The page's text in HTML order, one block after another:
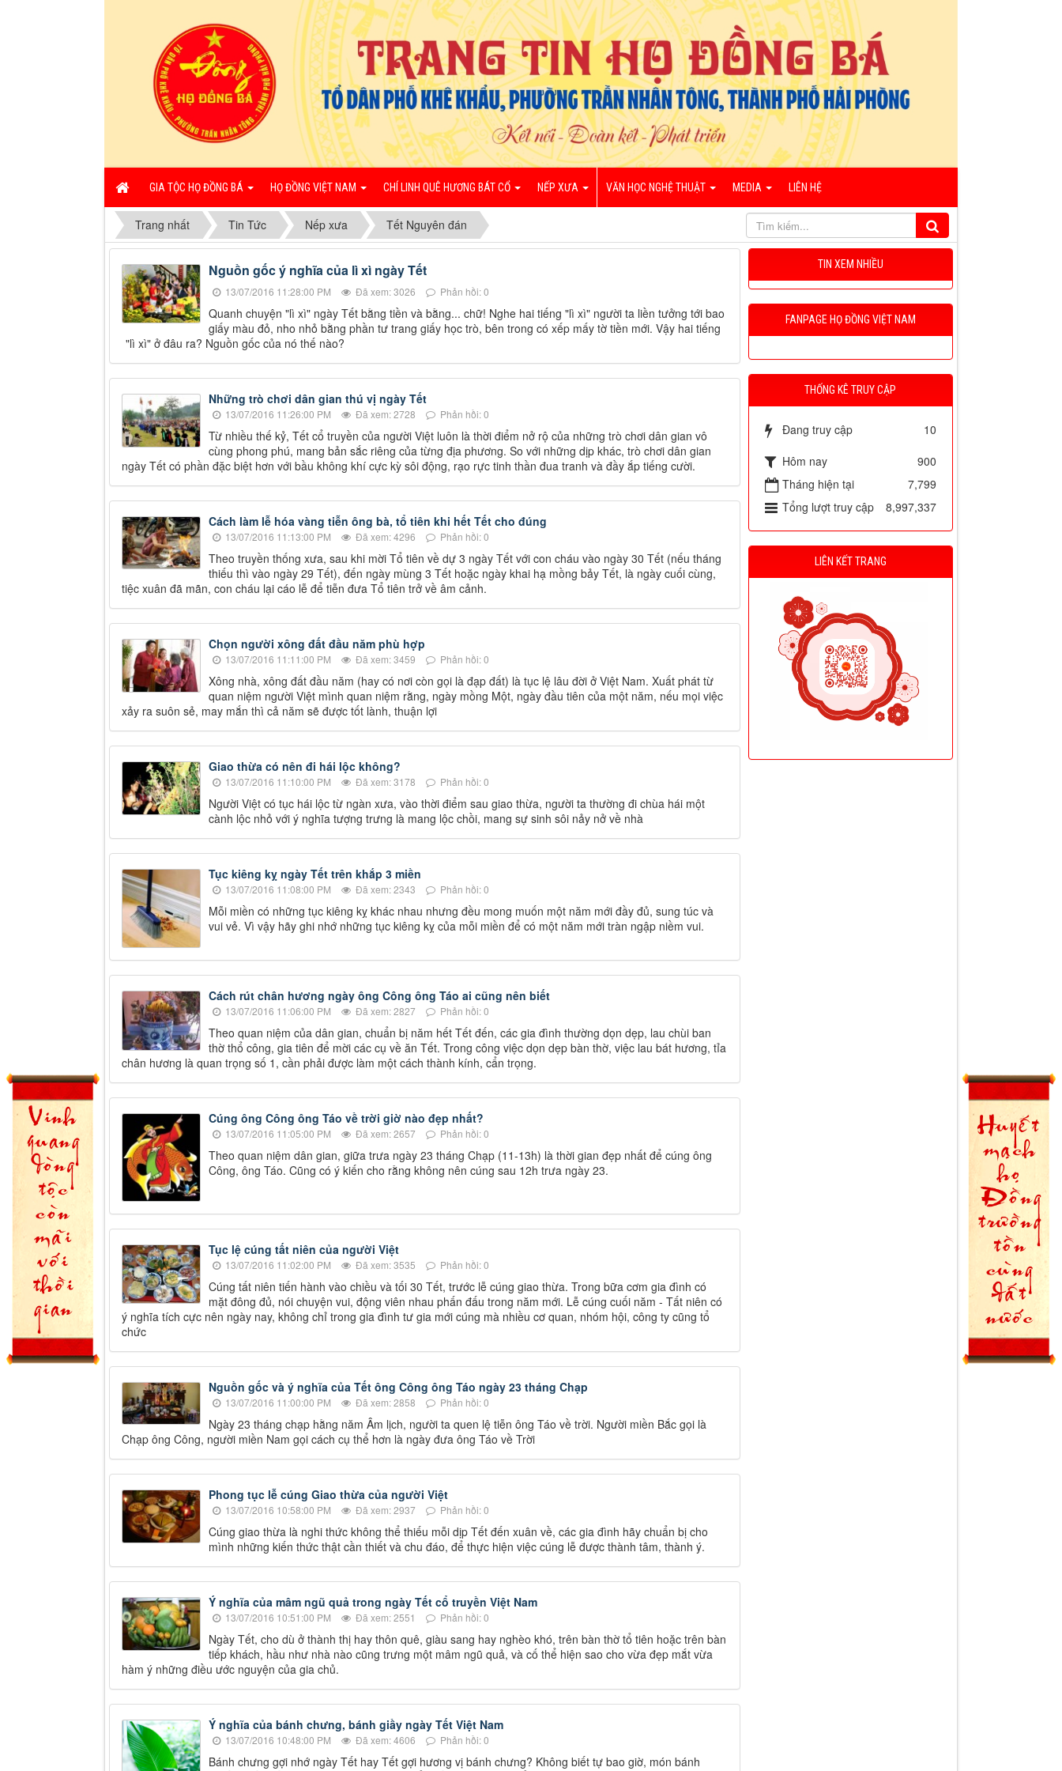
GIA TỘC HỌ ĐỒNG BÁ HỌ ĐỒNG VIỆT NAM CHÍ LINH QUÊ HƯƠNG BÁT CỔ NẾP XƯA VĂN HỌC NGHỆ THUẬT MEDIA LIÊN HỆ
Trang nhất Tin Tức Nếp xưa Tết Nguyên đán
Nguồn gốc ý nghĩa của lì xì ngày Tết
13/07/2016 11:28:00 PM Đã xem: 3026 Phản hồi: 0
Quanh chuyện "lì xì" ngày Tết bằng tiền và bằng... chữ! Nghe hai tiếng "lì xì" người ta liền tưởng tới bao
giấy màu đỏ, nho nhỏ bằng phần tư trang giấy học trò, bên trong có xếp mấy tờ tiền mới. Vậy hai tiếng
"lì xì" ở đâu ra? Nguồn gốc của nó thế nào?
Những trò chơi dân gian thú vị ngày Tết
13/07/2016 11:26:00 PM Đã xem: 2728 Phản hồi: 0
Từ nhiều thế kỷ, Tết cổ truyền của người Việt luôn là thời điểm nở rộ của những trò chơi dân gian vô
cùng phong phú, mang bản sắc riêng của từng địa phương. So với những dịp khác, trò chơi dân gian
ngày Tết có phần đặc biệt hơn với bầu không khí cực kỳ sôi động, rạo rực tinh thần đua tranh và đầy ắp tiếng cười.
Cách làm lễ hóa vàng tiễn ông bà, tổ tiên khi hết Tết cho đúng
13/07/2016 11:13:00 PM Đã xem: 4296 Phản hồi: 0
Theo truyền thống xưa, sau khi mời Tổ tiên về dự 3 ngày Tết với con cháu vào ngày 30 Tết (nếu tháng
thiếu thì vào ngày 29 Tết), đến ngày mùng 3 Tết hoặc ngày khai hạ mồng bảy Tết, là ngày cuối cùng,
tiệc xuân đã mãn, con cháu lại cáo lễ để tiễn đưa Tổ tiên trở về âm cảnh.
Chọn người xông đất đầu năm phù hợp
13/07/2016 11:11:00 PM Đã xem: 3459 Phản hồi: 0
Xông nhà, xông đất đầu năm (hay có nơi còn gọi là đạp đất) là tục lệ lâu đời ở Việt Nam. Xuất phát từ
quan niệm người Việt mình quan niệm rằng, ngày mồng Một, ngày đầu tiên của một năm, nếu mọi việc
xảy ra suôn sẻ, may mắn thì cả năm sẽ được tốt lành, thuận lợi
Giao thừa có nên đi hái lộc không?
13/07/2016 11:10:00 PM Đã xem: 3178 Phản hồi: 0
Người Việt có tục hái lộc từ ngàn xưa, vào thời điểm sau giao thừa, người ta thường đi chùa hái một
cành lộc nhỏ với ý nghĩa tượng trưng là mang lộc chồi, mang sự sinh sôi nảy nở về nhà
Tục kiêng kỵ ngày Tết trên khắp 3 miền
13/07/2016 11:08:00 PM Đã xem: 2343 Phản hồi: 0
Mỗi miền có những tục kiêng kỵ khác nhau nhưng đều mong muốn một năm mới đầy đủ, sung túc và
vui vẻ. Vì vậy hãy ghi nhớ những tục kiêng kỵ của mỗi miền để có một năm mới tràn ngập niềm vui.
Cách rút chân hương ngày ông Công ông Táo ai cũng nên biết
13/07/2016 11:06:00 PM Đã xem: 2827 Phản hồi: 0
Theo quan niệm của dân gian, chuẩn bị năm hết Tết đến, các gia đình thường dọn dẹp, lau chùi ban
thờ thổ công, gia tiên để mời các cụ về ăn Tết. Trong công việc dọn dẹp bàn thờ, việc lau bát hương, tỉa
chân hương là quan trọng số 1, cần phải được làm một cách thành kính, cẩn trọng.
Cúng ông Công ông Táo về trời giờ nào đẹp nhất?
13/07/2016 11:05:00 PM Đã xem: 2657 Phản hồi: 0
Theo quan niệm dân gian, giữa trưa ngày 23 tháng Chạp (11-13h) là thời gian đẹp nhất để cúng ông
Công, ông Táo. Cũng có ý kiến cho rằng không nên cúng sau 12h trưa ngày 23.
Tục lệ cúng tất niên của người Việt
13/07/2016 11:02:00 PM Đã xem: 3535 Phản hồi: 0
Cúng tất niên tiến hành vào chiều và tối 30 Tết, trước lễ cúng giao thừa. Trong bữa cơm gia đình có
mặt đông đủ, nói chuyện vui, động viên nhau phấn đấu trong năm mới. Lễ cúng cuối năm - Tất niên có
ý nghĩa tích cực nên ngày nay, không chỉ trong gia đình tư gia mới cúng mà nhiều cơ quan, nhóm hội, công ty cũng tổ
chức
Nguồn gốc và ý nghĩa của Tết ông Công ông Táo ngày 23 tháng Chạp
13/07/2016 11:00:00 PM Đã xem: 2858 Phản hồi: 0
Ngày 23 tháng chạp hằng năm Âm lịch, người ta quen lệ tiễn ông Táo về trời. Người miền Bắc gọi là
Chạp ông Công, người miền Nam gọi cách cụ thể hơn là ngày đưa ông Táo về Trời
Phong tục lễ cúng Giao thừa của người Việt
13/07/2016 10:58:00 PM Đã xem: 2937 Phản hồi: 0
Cúng giao thừa là nghi thức không thể thiếu mỗi dịp Tết đến xuân về, các gia đình hãy chuẩn bị cho
mình những kiến thức thật cần thiết và chu đáo, để thực hiện việc cúng lễ được thành tâm, thành ý.
Ý nghĩa của mâm ngũ quả trong ngày Tết cổ truyền Việt Nam
13/07/2016 10:51:00 PM Đã xem: 2551 Phản hồi: 0
Ngày Tết, cho dù ở thành thị hay thôn quê, giàu sang hay nghèo khó, trên bàn thờ tổ tiên hoặc trên bàn
tiếp khách, hầu như nhà nào cũng trưng một mâm ngũ quả, và cố thể hiện sao cho vừa đẹp mắt vừa
hàm ý những điều ước nguyện của gia chủ.
Ý nghĩa của bánh chưng, bánh giầy ngày Tết Việt Nam
13/07/2016 10:48:00 PM Đã xem: 4606 Phản hồi: 0
Bánh chưng gợi nhớ ngày Tết hay Tết gợi hương vị bánh chưng? Không biết tự bao giờ, món bánh
TIN XEM NHIỀU
FANPAGE HỌ ĐỒNG VIỆT NAM
THỐNG KÊ TRUY CẬP
Đang truy cập
10
Hôm nay
900
Tháng hiện tại
7,799
Tổng lượt truy cập
8,997,337
LIÊN KẾT TRANG